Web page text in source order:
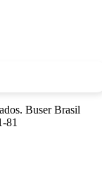
Buser Brasil
81